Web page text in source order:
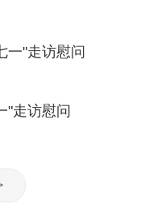
一"走访慰问
"走访慰问